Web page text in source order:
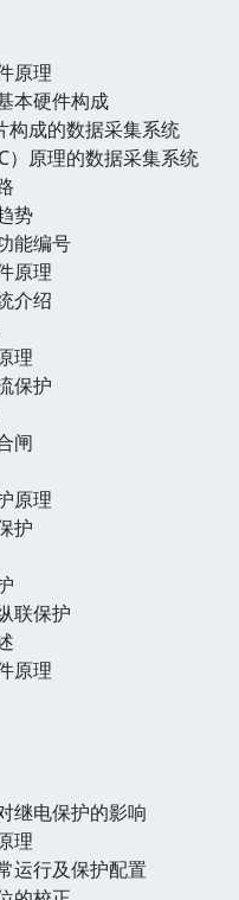
原理
本硬件构成
构成的数据采集系统
原理的数据采集系统
势
能编号
原理
介绍
理
保护
闸
原理
护
联保护
原理
继电保护的影响
理
运行及保护配置